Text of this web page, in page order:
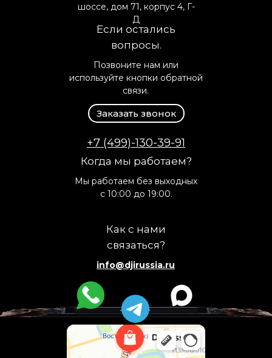
Когда мы работаем?
Если остались
вопросы.
Как с нами
связаться?
шоссе, дом 71, корпус 4, Г-
Д
Мы работаем без выходных
с 10:00 до 19:00.
Позвоните нам или
используйте кнопки обратной
связи.
+7 (499)-130-39-91
info@djirussia.ru
Заказать звонок